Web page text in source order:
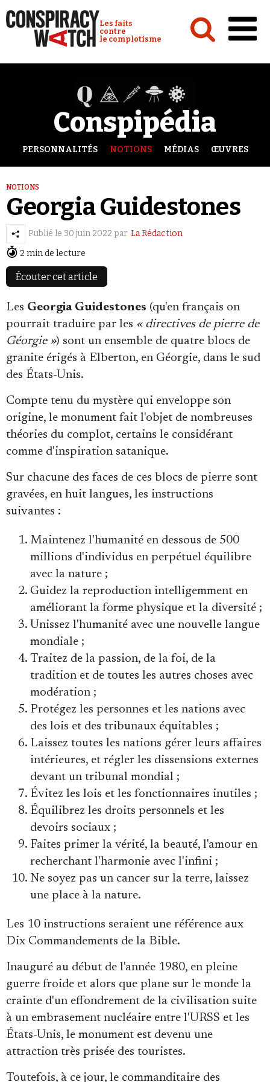
Conspiracy Watch :
Les faits
contre
le complotisme
Analyses
Conspipédia
Vidéos
Émissions
Faire un don
Demander à Vera
Se connecter
Conspipédia
PERSONNALITÉS NOTIONS MÉDIAS ŒUVRES
NOTIONS
Georgia Guidestones
Publié le 30 juin 2022 par La Rédaction
2 min de lecture
Écouter cet article
Les Georgia Guidestones (qu'en français on
pourrait traduire par les « directives de pierre de
Géorgie ») sont un ensemble de quatre blocs de
granite érigés à Elberton, en Géorgie, dans le sud
des États-Unis.
Compte tenu du mystère qui enveloppe son
origine, le monument fait l'objet de nombreuses
théories du complot, certains le considérant
comme d'inspiration satanique.
Sur chacune des faces de ces blocs de pierre sont
gravées, en huit langues, les instructions
suivantes :
Maintenez l'humanité en dessous de 500
millions d'individus en perpétuel équilibre
avec la nature ;
Guidez la reproduction intelligemment en
améliorant la forme physique et la diversité ;
Unissez l'humanité avec une nouvelle langue
mondiale ;
Traitez de la passion, de la foi, de la
tradition et de toutes les autres choses avec
modération ;
Protégez les personnes et les nations avec
des lois et des tribunaux équitables ;
Laissez toutes les nations gérer leurs affaires
intérieures, et régler les dissensions externes
devant un tribunal mondial ;
Évitez les lois et les fonctionnaires inutiles ;
Équilibrez les droits personnels et les
devoirs sociaux ;
Faites primer la vérité, la beauté, l'amour en
recherchant l'harmonie avec l'infini ;
Ne soyez pas un cancer sur la terre, laissez
une place à la nature.
Les 10 instructions seraient une référence aux
Dix Commandements de la Bible.
Inauguré au début de l'année 1980, en pleine
guerre froide et alors que plane sur le monde la
crainte d'un effondrement de la civilisation suite
à un embrasement nucléaire entre l'URSS et les
États-Unis, le monument est devenu une
attraction très prisée des touristes.
Toutefois, à ce jour, le commanditaire des